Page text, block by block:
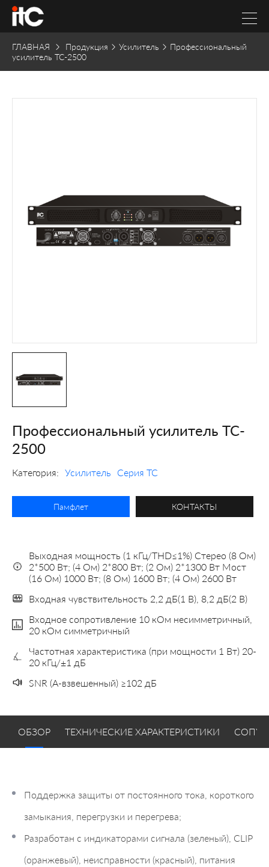
ГЛАВНАЯ Продукция Усилитель
Профессиональный
усилитель TC-2500
Профессиональный усилитель TC-
2500
Категория: Усилитель Серия TC
Памфлет КОНТАКТЫ
Выходная мощность (1 кГц/THD≤1%) Стерео (8 Ом)
2*500 Вт; (4 Ом) 2*800 Вт; (2 Ом) 2*1300 Вт Мост
(16 Ом) 1000 Вт; (8 Ом) 1600 Вт; (4 Ом) 2600 Вт
Входная чувствительность 2,2 дБ(1 В), 8,2 дБ(2 В)
Входное сопротивление 10 кОм несимметричный,
20 кОм симметричный
Частотная характеристика (при мощности 1 Вт) 20-
20 кГц/±1 дБ
SNR (A-взвешенный) ≥102 дБ
ОБЗОР ТЕХНИЧЕСКИЕ ХАРАКТЕРИСТИКИ
Поддержка защиты от постоянного тока, короткого
замыкания, перегрузки и перегрева;
Разработан с индикаторами сигнала (зеленый), CLIP
(оранжевый), неисправности (красный), питания